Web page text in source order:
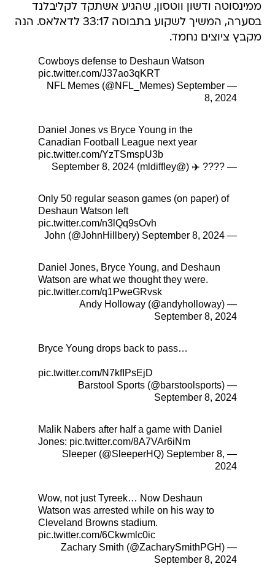
ממינסוטה ודשון ווטסון, שהגיע אשתקד לקליבלנד
בסערה, המשיך לשקוע בתבוסה 33:17 לדאלאס. הנה
מקבץ ציוצים נחמד.
Cowboys defense to Deshaun Watson
pic.twitter.com/J37ao3qKRT
— NFL Memes (@NFL_Memes)
September
8, 2024
Daniel Jones vs Bryce Young in the
Canadian Football League next year
pic.twitter.com/YzTSmspU3b
— ???? ✈️ (@mldiffley)
September 8, 2024
Only 50 regular season games (on paper) of
Deshaun Watson left
pic.twitter.com/n3lQq9sOvh
— John (@JohnHillbery)
September 8, 2024
Daniel Jones, Bryce Young, and Deshaun
Watson are what we thought they were.
pic.twitter.com/q1PweGRvsk
— Andy Holloway (@andyholloway)
September 8, 2024
Bryce Young drops back to pass…
pic.twitter.com/N7kfIPsEjD
— Barstool Sports (@barstoolsports)
September 8, 2024
Malik Nabers after half a game with Daniel
Jones: pic.twitter.com/8A7VAr6iNm
— Sleeper (@SleeperHQ)
September 8,
2024
Wow, not just Tyreek… Now Deshaun
Watson was arrested while on his way to
Cleveland Browns stadium.
pic.twitter.com/6Ckwmlc0ic
— Zachary Smith (@ZacharySmithPGH)
September 8, 2024